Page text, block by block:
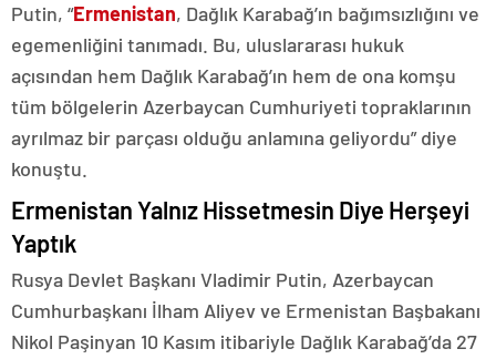
Putin, “Ermenistan, Dağlık Karabağ’ın bağımsızlığını ve
egemenliğini tanımadı. Bu, uluslararası hukuk
açısından hem Dağlık Karabağ’ın hem de ona komşu
tüm bölgelerin Azerbaycan Cumhuriyeti topraklarının
ayrılmaz bir parçası olduğu anlamına geliyordu” diye
konuştu.
Ermenistan Yalnız Hissetmesin Diye Herşeyi
Yaptık
Rusya Devlet Başkanı Vladimir Putin, Azerbaycan
Cumhurbaşkanı İlham Aliyev ve Ermenistan Başbakanı
Nikol Paşinyan 10 Kasım itibariyle Dağlık Karabağ’da 27